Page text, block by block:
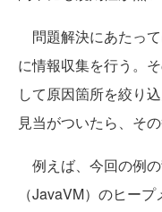
問題解決にあたっ
に情報収集を行う。
して原因箇所を絞り
見当がついたら、そ
例えば、今回の例
（JavaVM）のヒー